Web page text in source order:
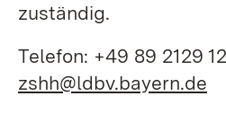
zuständig.
Telefon: +49 89 2129
zshh@ldbv.bayern.de